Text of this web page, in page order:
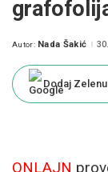
Posted
Autor: Nada Šakić
Dodaj
ONLAJN